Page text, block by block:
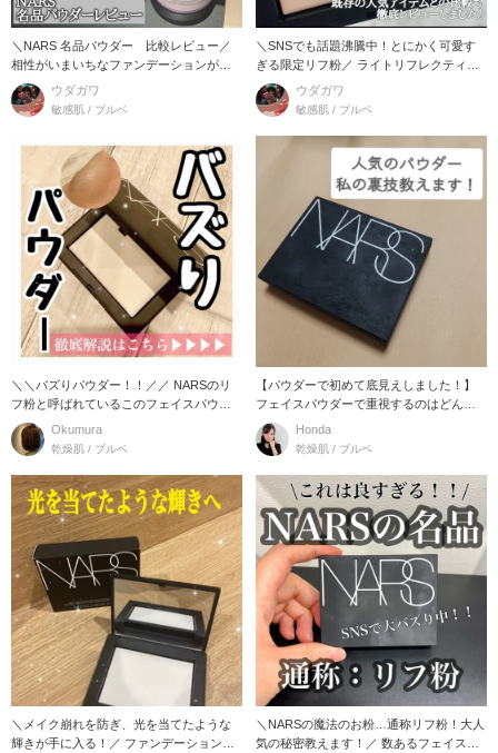
＼NARS 名品パウダー 比較レビュー／
相性がいまいちなファンデーションがな
いっ！
ウダガワ
敏感肌 / ブルベ
＼SNSでも話題沸騰中！とにかく可愛す
ぎる限定リフ粉／ ライトリフレクティン
グ プリ
ウダガワ
敏感肌 / ブルベ
＼＼バズりパウダー！！／／ NARSのリ
フ粉と呼ばれているこのフェイスパウダ
ー！
Okumura
乾燥肌 / ブルベ
【パウダーで初めて底見えしました！】
フェイスパウダーで重視するのはどんな
こと？
Honda
乾燥肌 / ブルベ
＼メイク崩れを防ぎ、光を当てたような
輝きが手に入る！／ ファンデーションの
＼NARSの魔法のお粉…通称リフ粉！大人
気の秘密教えます！／ 数あるフェイスパ